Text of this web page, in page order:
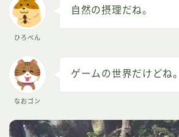
ひろぺん
自然の摂理だね。
なおゴン
ゲームの世界だけどね。